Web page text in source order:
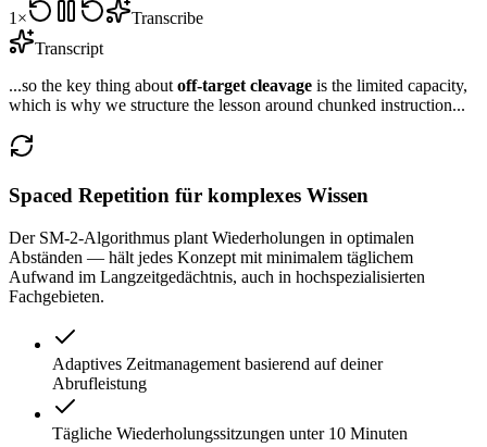
1×
Transcribe
Transcript
...so the key thing about off-target cleavage is the limited capacity,
which is why we structure the lesson around chunked instruction...
Spaced Repetition für komplexes Wissen
Der SM-2-Algorithmus plant Wiederholungen in optimalen
Abständen — hält jedes Konzept mit minimalem täglichem
Aufwand im Langzeitgedächtnis, auch in hochspezialisierten
Fachgebieten.
Adaptives Zeitmanagement basierend auf deiner
Abrufleistung
Tägliche Wiederholungssitzungen unter 10 Minuten